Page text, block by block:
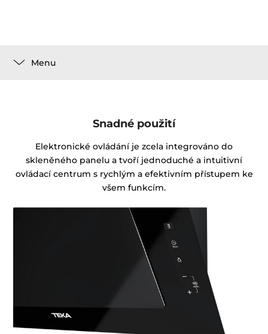
Menu
Snadné použití
Elektronické ovládání je zcela integrováno do
skleněného panelu a tvoří jednoduché a intuitivní
ovládací centrum s rychlým a efektivním přístupem ke
všem funkcím.